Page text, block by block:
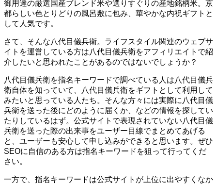
御用達の厳選国産ブレンド米や選りすぐりの産地銘柄米。京
都らしい色とりどりの風呂敷に包み、華やかな内祝ギフトと
して人気です。
さて、そんな八代目儀兵衛。ライフスタイル関連のウェブサ
イトを運営している方は八代目儀兵衛をアフィリエイトで紹
介したいと思われたことがあるのではないでしょうか？
八代目儀兵衛を指名キーワードで調べている人は八代目儀兵
衛自体を知っていて、八代目儀兵衛をギフトとして利用して
みたいと思っている人たち。そんな方々には実際に八代目儀
兵衛を送った後にどのように届くか、などの情報を探してい
たりしているはず。公式サイトで表現されていない八代目儀
兵衛を送った際の出来事をユーザー目線でまとめてあげる
と、ユーザーも安心して申し込みができると思います。ぜひ
SEOに自信のある方は指名キーワードを狙って行ってくだ
さい。
一方で、指名キーワードは公式サイトが上位に出やすくなか